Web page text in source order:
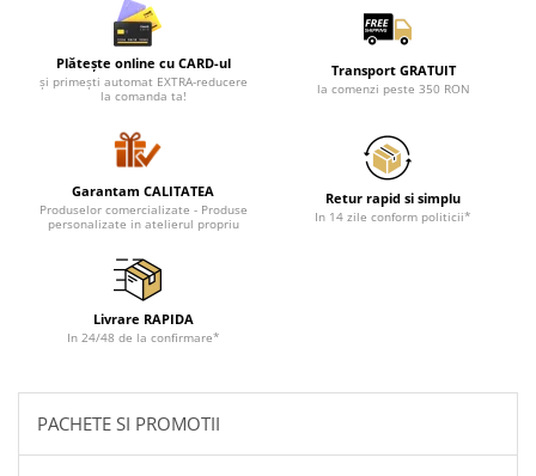
Plătește online cu CARD-ul
și primești automat EXTRA-reducere
la comanda ta!
Transport GRATUIT
la comenzi peste 350 RON
Garantam CALITATEA
Produselor comercializate - Produse
personalizate in atelierul propriu
Retur rapid si simplu
In 14 zile conform politicii*
Livrare RAPIDA
In 24/48 de la confirmare*
PACHETE SI PROMOTII